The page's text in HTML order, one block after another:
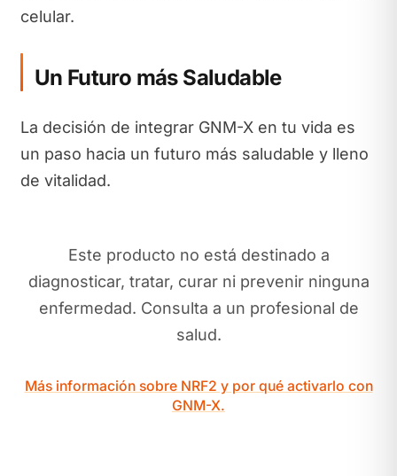
celular.
Un Futuro más Saludable
La decisión de integrar GNM-X en tu vida es
un paso hacia un futuro más saludable y lleno
de vitalidad.
Este producto no está destinado a
diagnosticar, tratar, curar ni prevenir ninguna
enfermedad. Consulta a un profesional de
salud.
Más información sobre NRF2 y por qué activarlo con
GNM-X.